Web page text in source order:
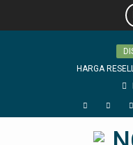
HARGA
Facebook